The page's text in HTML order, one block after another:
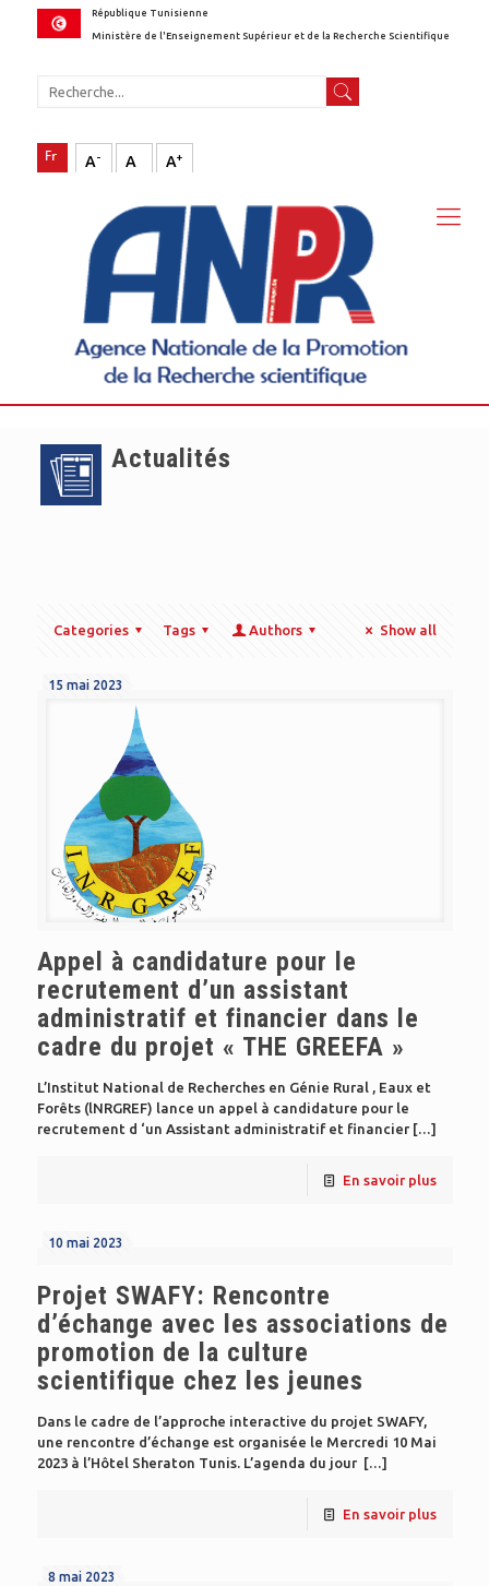
République Tunisienne
Ministère de l'Enseignement Supérieur et de la Recherche Scientifique
A- A A+
Actualités
Categories Tags Authors Show all
15 mai 2023
Appel à candidature pour le
recrutement d’un assistant
administratif et financier dans le
cadre du projet « THE GREEFA »
L’Institut National de Recherches en Génie Rural , Eaux et
Forêts (lNRGREF) lance un appel à candidature pour le
recrutement d ‘un Assistant administratif et financier[…]
En savoir plus
10 mai 2023
Projet SWAFY: Rencontre
d’échange avec les associations de
promotion de la culture
scientifique chez les jeunes
Dans le cadre de l’approche interactive du projet SWAFY,
une rencontre d’échange est organisée le Mercredi 10 Mai
2023 à l’Hôtel Sheraton Tunis. L’agenda du jour […]
En savoir plus
8 mai 2023